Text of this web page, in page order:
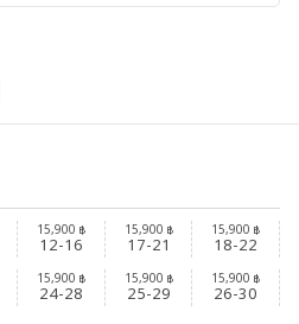
15,900 ฿
12-16
15,900 ฿
17-21
15,900 ฿
18-22
15,900 ฿
24-28
15,900 ฿
25-29
15,900 ฿
26-30